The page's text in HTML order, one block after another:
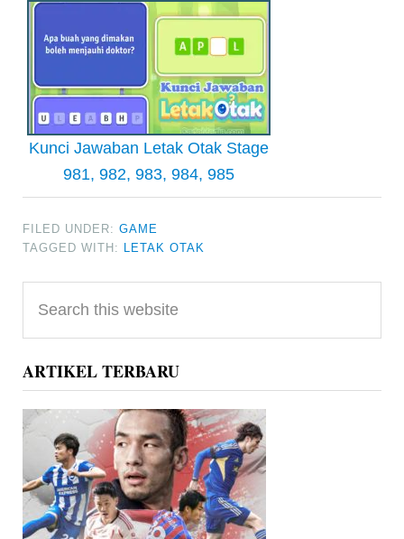
Kunci Jawaban Letak Otak Stage
981, 982, 983, 984, 985
FILED UNDER:GAME
TAGGED WITH: LETAK OTAK
Primary
Sidebar
this
website
ARTIKEL TERBARU